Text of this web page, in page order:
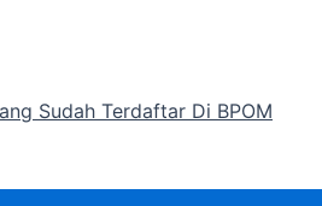
Sudah Terdaftar Di BPOM